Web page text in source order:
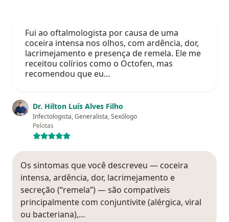
Fui ao oftalmologista por causa de uma
coceira intensa nos olhos, com ardência, dor,
lacrimejamento e presença de remela. Ele me
receitou colírios como o Octofen, mas
recomendou que eu…
Dr. Hilton Luís Alves Filho
Infectologista, Generalista, Sexólogo
Pelotas
Os sintomas que você descreveu — coceira
intensa, ardência, dor, lacrimejamento e
secreção (“remela”) — são compatíveis
principalmente com conjuntivite (alérgica, viral
ou bacteriana),…